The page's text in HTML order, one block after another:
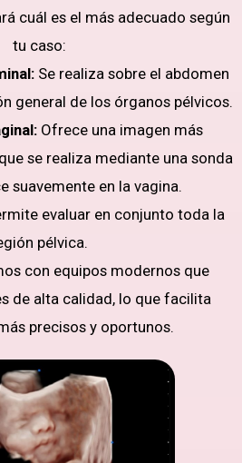
cuál es el más adecuado según
tu caso:
Se realiza sobre el abdomen
general de los órganos pélvicos.
Ofrece una imagen más
se realiza mediante una sonda
suavemente en la vagina.
evaluar en conjunto toda la
pélvica.
con equipos modernos que
de alta calidad, lo que facilita
precisos y oportunos.